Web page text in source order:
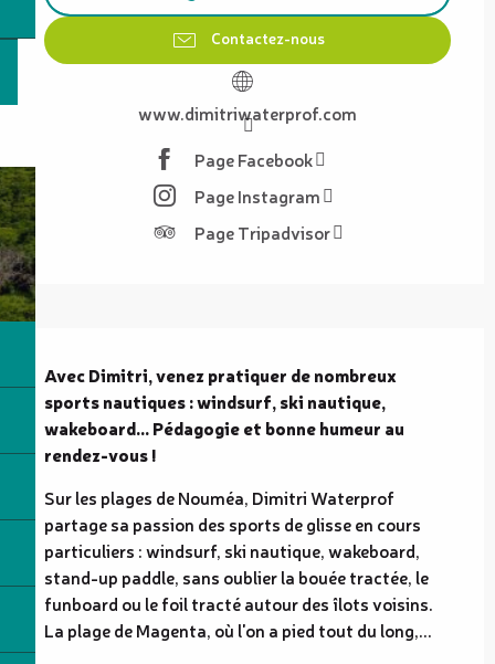
Contactez-nous
www.dimitriwaterprof.com
Page Facebook
Page Instagram
Page Tripadvisor
Avec Dimitri, venez pratiquer de nombreux
sports nautiques : windsurf, ski nautique,
wakeboard... Pédagogie et bonne humeur au
rendez-vous !
Sur les plages de Nouméa, Dimitri Waterprof
partage sa passion des sports de glisse en cours
particuliers : windsurf, ski nautique, wakeboard,
stand-up paddle, sans oublier la bouée tractée, le
funboard ou le foil tracté autour des îlots voisins.
La plage de Magenta, où l'on a pied tout du long,...